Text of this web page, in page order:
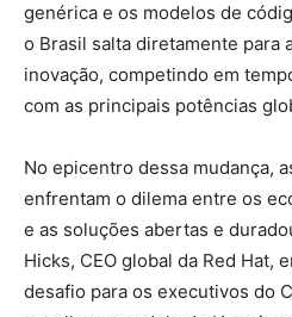
genérica e os modelos de
o Brasil salta diretamente para
inovação, competindo em
com as principais potências
No epicentro dessa mudança,
enfrentam o dilema entre os
e as soluções abertas e
Hicks, CEO global da Red Hat,
desafio para os executivos do